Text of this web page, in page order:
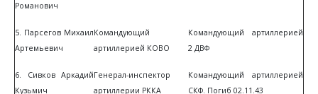
Романович
5. Парсегов Михаил
Артемьевич
Командующий
артиллерией КОВО
Командующий артиллерией
2 ДВФ
6. Сивков Аркадий
Кузьмич
Генерал-инспектор
артиллерии РККА
Командующий артиллерией
СКФ. Погиб 02.11.43